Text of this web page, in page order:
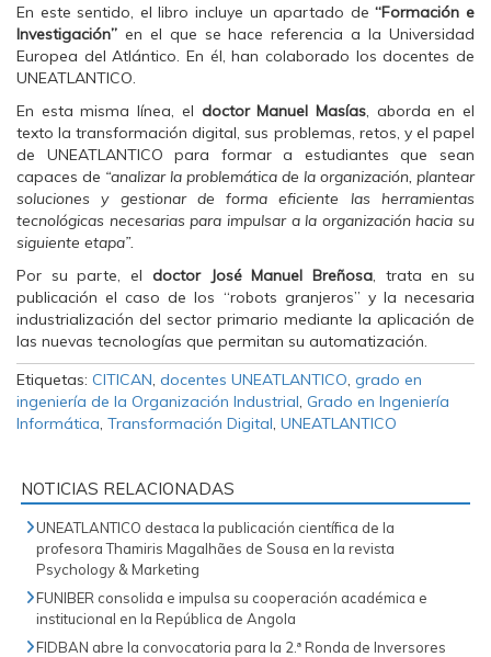
En este sentido, el libro incluye un apartado de“Formación e
Investigación” en el que se hace referencia a la Universidad
Europea del Atlántico. En él, han colaborado los docentes de
UNEATLANTICO.
En esta misma línea, el doctor Manuel Masías, aborda en el
texto la transformación digital, sus problemas, retos, y el papel
de UNEATLANTICO para formar a estudiantes que sean
capaces de “analizar la problemática de la organización, plantear
soluciones y gestionar de forma eficiente las herramientas
tecnológicas necesarias para impulsar a la organización hacia su
siguiente etapa”.
Por su parte, el doctor José Manuel Breñosa, trata en su
publicación el caso de los “robots granjeros” y la necesaria
industrialización del sector primario mediante la aplicación de
las nuevas tecnologías que permitan su automatización.
Etiquetas: CITICAN docentes UNEATLANTICO grado en
ingeniería de la Organización Industrial Grado en Ingeniería
Informática Transformación Digital UNEATLANTICO
NOTICIAS RELACIONADAS
UNEATLANTICO destaca la publicación científica de la
profesora Thamiris Magalhães de Sousa en la revista
Psychology & Marketing
FUNIBER consolida e impulsa su cooperación académica e
institucional en la República de Angola
FIDBAN abre la convocatoria para la 2.ª Ronda de Inversores